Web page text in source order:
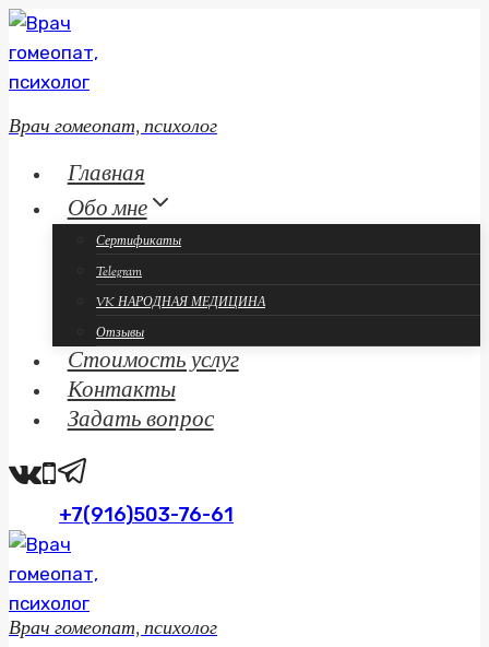
Перейти
к
содержанию
Врач гомеопат, психолог
Главная
Обо мне
Сертификаты
Telegram
VK НАРОДНАЯ МЕДИЦИНА
Отзывы
Стоимость услуг
Контакты
Задать вопрос
+7(916)503-76-61
Врач гомеопат, психолог